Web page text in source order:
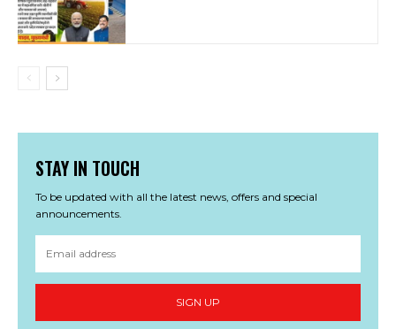
STAY IN TOUCH
To be updated with all the latest news, offers and special
announcements.
SIGN UP